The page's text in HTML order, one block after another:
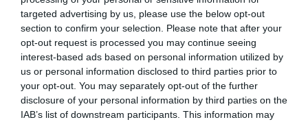
targeted advertising by us, please use the below opt-out
section to confirm your selection. Please note that after your
opt-out request is processed you may continue seeing
interest-based ads based on personal information utilized by
us or personal information disclosed to third parties prior to
your opt-out. You may separately opt-out of the further
disclosure of your personal information by third parties on the
IAB’s list of downstream participants. This information may
Kouyatea commenté :
28 avril 2022 - 1 h 19 min
La RAM est la compagnie la plus nulle au monde je ne
recommande personne à voyager dans via cette compagnie.
J’ai réservé un vole de Lyon Bamako depuis Mai 2021
À quelques semaines de mon voyage, le vole a été annulé
par la compagnie elle même. J’ai demandé un